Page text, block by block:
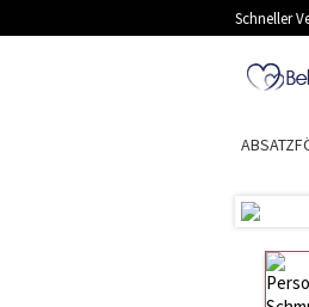
Schneller